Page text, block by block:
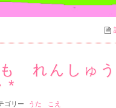
も れんしゅ
*
ゴリー うた こえ